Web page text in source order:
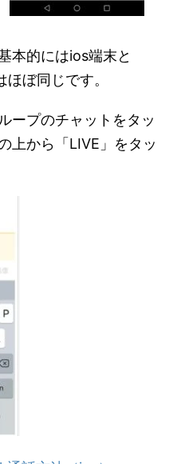
本的にはios端末と
ぼ同じです。
ープのチャットをタッ
上から「LIVE」をタッ